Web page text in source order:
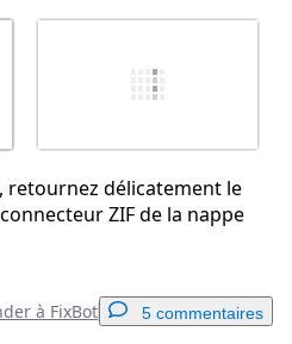
retournez délicatement le
ZIF de la nappe
à FixBot 5 commentaires